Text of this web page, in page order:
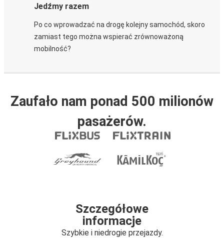
Jedźmy razem
Po co wprowadzać na drogę kolejny samochód, skoro
zamiast tego można wspierać zrównoważoną
mobilność?
Zaufało nam ponad 500 milionów
pasażerów.
Szczegółowe
informacje
Szybkie i niedrogie przejazdy.